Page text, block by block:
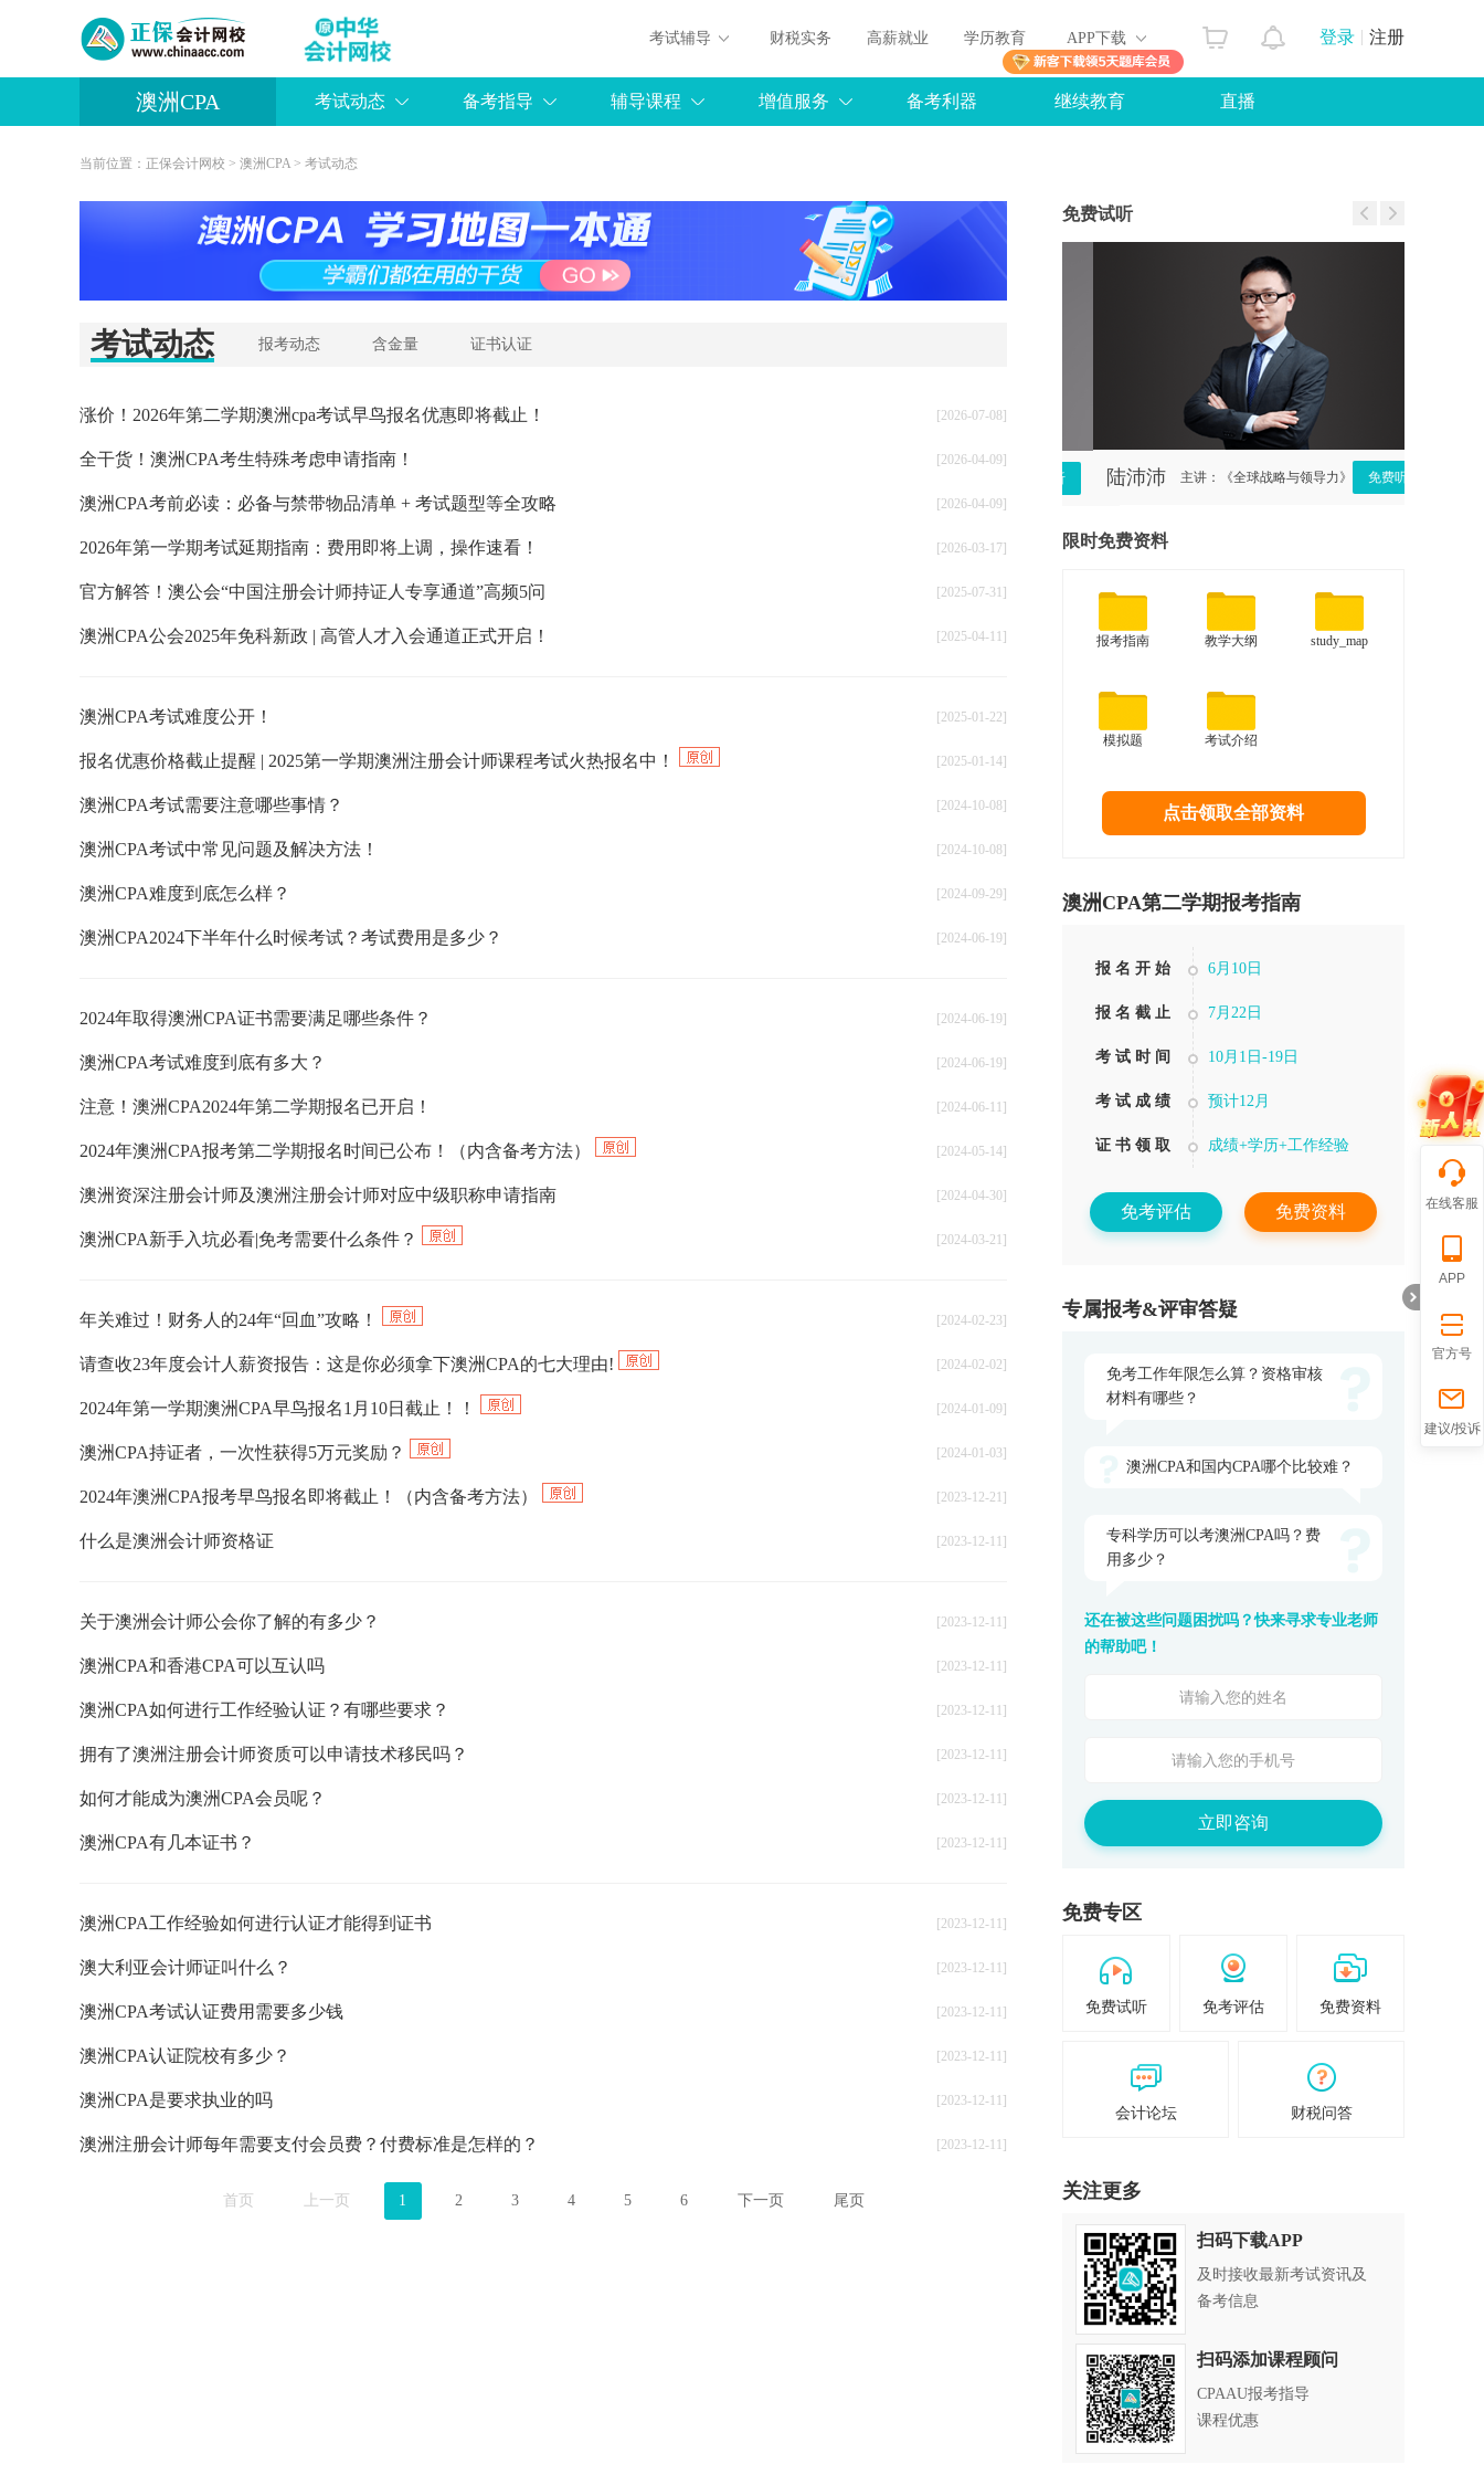
登录 注册
考试辅导 财税实务 高薪就业 学历教育 APP下载
澳洲CPA 考试动态 备考指导 辅导课程 增值服务 备考利器 继续教育 直播
当前位置： 正保会计网校 > 澳洲CPA > 考试动态
考试动态 报考动态 含金量 证书认证
涨价！2026年第二学期澳洲cpa考试早鸟报名优惠即将截止！ [2026-07-08]
全干货！澳洲CPA考生特殊考虑申请指南！ [2026-04-09]
澳洲CPA考前必读：必备与禁带物品清单 + 考试题型等全攻略 [2026-04-09]
2026年第一学期考试延期指南：费用即将上调，操作速看！ [2026-03-17]
官方解答！澳公会“中国注册会计师持证人专享通道”高频5问 [2025-07-31]
澳洲CPA公会2025年免科新政 | 高管人才入会通道正式开启！ [2025-04-11]
澳洲CPA考试难度公开！ [2025-01-22]
报名优惠价格截止提醒 | 2025第一学期澳洲注册会计师课程考试火热报名中！ [2025-01-14]
澳洲CPA考试需要注意哪些事情？ [2024-10-08]
澳洲CPA考试中常见问题及解决方法！ [2024-10-08]
澳洲CPA难度到底怎么样？ [2024-09-29]
澳洲CPA2024下半年什么时候考试？考试费用是多少？ [2024-06-19]
2024年取得澳洲CPA证书需要满足哪些条件？ [2024-06-19]
澳洲CPA考试难度到底有多大？ [2024-06-19]
注意！澳洲CPA2024年第二学期报名已开启！ [2024-06-11]
2024年澳洲CPA报考第二学期报名时间已公布！（内含备考方法） [2024-05-14]
澳洲资深注册会计师及澳洲注册会计师对应中级职称申请指南 [2024-04-30]
澳洲CPA新手入坑必看|免考需要什么条件？ [2024-03-21]
年关难过！财务人的24年“回血”攻略！ [2024-02-23]
请查收23年度会计人薪资报告：这是你必须拿下澳洲CPA的七大理由! [2024-02-02]
2024年第一学期澳洲CPA早鸟报名1月10日截止！！ [2024-01-09]
澳洲CPA持证者，一次性获得5万元奖励？ [2024-01-03]
2024年澳洲CPA报考早鸟报名即将截止！（内含备考方法） [2023-12-21]
什么是澳洲会计师资格证 [2023-12-11]
关于澳洲会计师公会你了解的有多少？ [2023-12-11]
澳洲CPA和香港CPA可以互认吗 [2023-12-11]
澳洲CPA如何进行工作经验认证？有哪些要求？ [2023-12-11]
拥有了澳洲注册会计师资质可以申请技术移民吗？ [2023-12-11]
如何才能成为澳洲CPA会员呢？ [2023-12-11]
澳洲CPA有几本证书？ [2023-12-11]
澳洲CPA工作经验如何进行认证才能得到证书 [2023-12-11]
澳大利亚会计师证叫什么？ [2023-12-11]
澳洲CPA考试认证费用需要多少钱 [2023-12-11]
澳洲CPA认证院校有多少？ [2023-12-11]
澳洲CPA是要求执业的吗 [2023-12-11]
澳洲注册会计师每年需要支付会员费？付费标准是怎样的？ [2023-12-11]
首页 上一页 1 2 3 4 5 6 下一页 尾页
免费试听
陆沛沛 主讲：《全球战略与领导力》 免费听
限时免费资料
报考指南 教学大纲 study_map
模拟题 考试介绍
点击领取全部资料
澳洲CPA第二学期报考指南
报 名 开 始 6月10日
报 名 截 止 7月22日
考 试 时 间 10月1日-19日
考 试 成 绩 预计12月
证 书 领 取 成绩+学历+工作经验
免考评估 免费资料
专属报考&评审答疑
免考工作年限怎么算？资格审核
材料有哪些？
澳洲CPA和国内CPA哪个比较难？
专科学历可以考澳洲CPA吗？费
用多少？
还在被这些问题困扰吗？快来寻求专业老师
的帮助吧！
立即咨询
免费专区
免费试听 免考评估 免费资料
会计论坛 财税问答
关注更多
扫码下载APP
及时接收最新考试资讯及
备考信息
扫码添加课程顾问
CPAAU报考指导
课程优惠
在线客服
APP
官方号
建议/投诉